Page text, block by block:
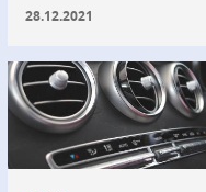
28.12.2021